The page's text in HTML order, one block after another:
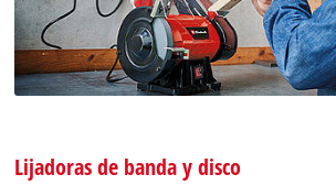
Lijadoras de banda y disco